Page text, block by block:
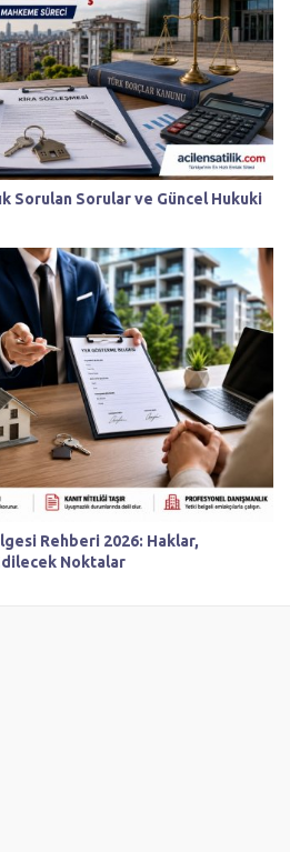
Sorulan Sorular ve Güncel Hukuki
Rehberi 2026: Haklar,
Noktalar